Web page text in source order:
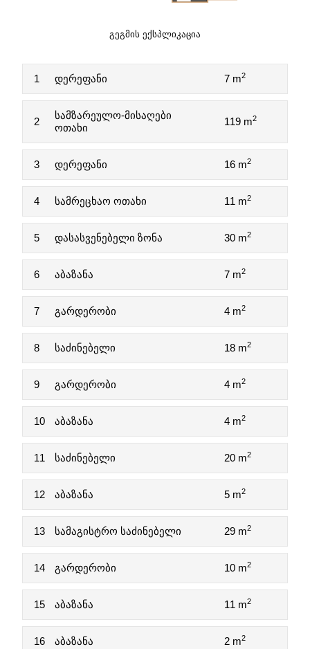
ᲒᲔᲒᲛᲘᲡ ᲔᲥᲡᲞᲚᲘᲙᲐᲪᲘᲐ
1 დერეფანი 7 m2
2
სამზარეულო-მისაღები
ოთახი
119 m2
3 დერეფანი 16 m2
4 სამრეცხაო ოთახი 11 m2
5 დასასვენებელი ზონა 30 m2
6 აბაზანა 7 m2
7 გარდერობი 4 m2
8 საძინებელი 18 m2
9 გარდერობი 4 m2
10 აბაზანა 4 m2
11 საძინებელი 20 m2
12 აბაზანა 5 m2
13 სამაგისტრო საძინებელი 29 m2
14 გარდერობი 10 m2
15 აბაზანა 11 m2
16 აბაზანა 2 m2